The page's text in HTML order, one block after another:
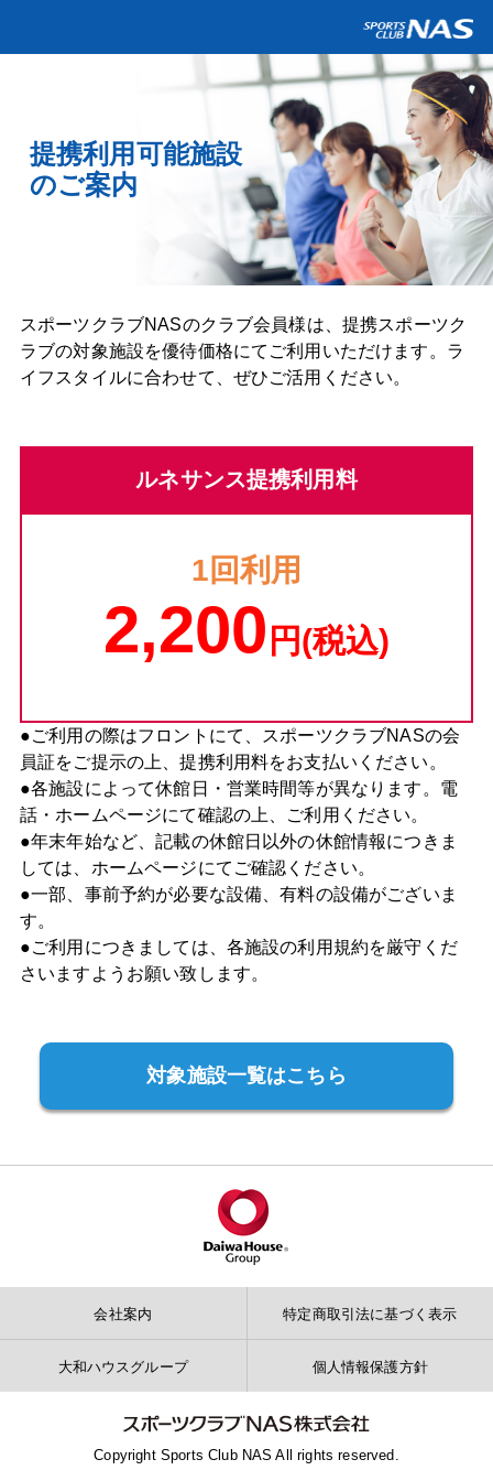
提携利用可能施設
のご案内
スポーツクラブNASのクラブ会員様は、提携スポーツク
ラブの対象施設を優待価格にてご利用いただけます。ラ
イフスタイルに合わせて、ぜひご活用ください。
ルネサンス提携利用料
1回利用
2,200 円(税込)
●ご利用の際はフロントにて、スポーツクラブNASの会
員証をご提示の上、提携利用料をお支払いください。
●各施設によって休館日・営業時間等が異なります。電
話・ホームページにて確認の上、ご利用ください。
●年末年始など、記載の休館日以外の休館情報につきま
しては、ホームページにてご確認ください。
●一部、事前予約が必要な設備、有料の設備がございま
す。
●ご利用につきましては、各施設の利用規約を厳守くだ
さいますようお願い致します。
対象施設一覧はこちら
会社案内 特定商取引法に基づく表示
大和ハウスグループ 個人情報保護方針
Copyright Sports Club NAS All rights reserved.